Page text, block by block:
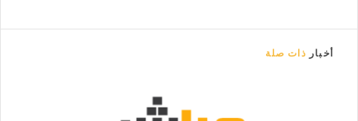
أخبار ذات صلة